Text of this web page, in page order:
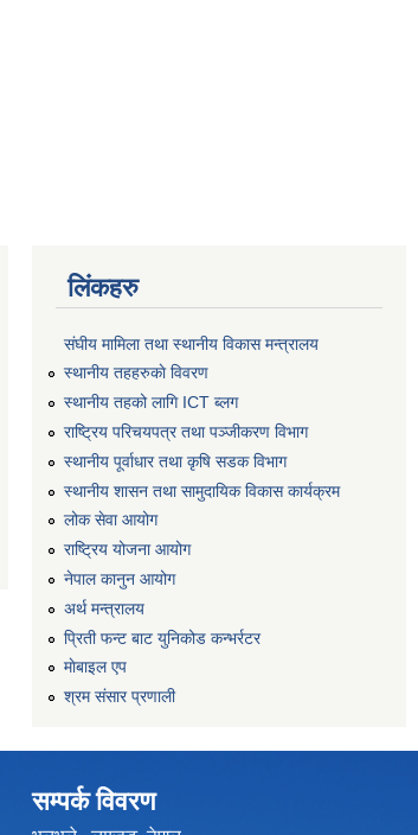
लिंकहरु
संघीय मामिला तथा स्थानीय विकास मन्त्रालय
स्थानीय तहहरुकाे विवरण
स्थानीय तहको लागि ICT ब्लग
राष्‍ट्रिय परिचयपत्र तथा पञ्‍जीकरण विभाग
स्थानीय पूर्वाधार तथा कृषि सडक विभाग
स्थानीय शासन तथा सामुदायिक विकास कार्यक्रम
लोक सेवा आयोग
राष्ट्रिय योजना आयोग
नेपाल कानुन आयोग
अर्थ मन्त्रालय
प्रिती फन्ट बाट युनिकोड कन्भर्रटर
माेबाइल एप
श्रम संसार प्रणाली
सम्पर्क विवरण